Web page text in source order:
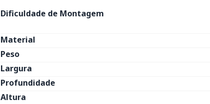
Dificuldade de Montagem
Material
Peso
Largura
Profundidade
Altura